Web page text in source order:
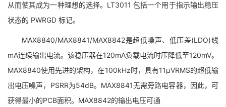
从而使其成为一种理想的选择。LT3011 包括一个用于指示输出稳压
状态的 PWRGD 标记。
MAX8840/MAX8841/MAX8842是超低噪声、低压差(LDO)线
mA连续输出电流。该稳压器在120mA负载电流时压降低至120mV。
MAX8840使用先进的架构，在100kHz时，具有11µVRMS的超低输
出电压噪声，PSRR为54dB。MAX8841无需旁路电容器，因此，可
获得最小的PCB面积。MAX8842的输出电压可通